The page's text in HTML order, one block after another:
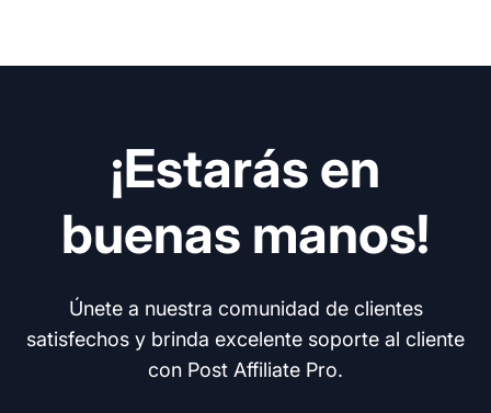
¡Estarás en
buenas manos!
Únete a nuestra comunidad de clientes
satisfechos y brinda excelente soporte al cliente
con Post Affiliate Pro.